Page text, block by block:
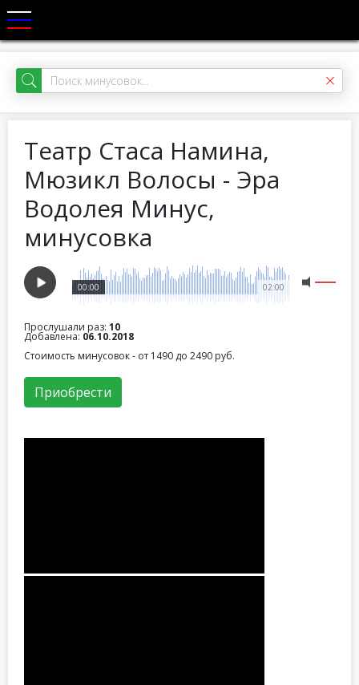
Театр Стаса Намина,
Мюзикл Волосы - Эра
Водолея Минус,
минусовка
02:00
00:00
Прослушали раз: 10
Добавлена: 06.10.2018
Стоимость минусовок - от 1490 до 2490 руб.
Приобрести